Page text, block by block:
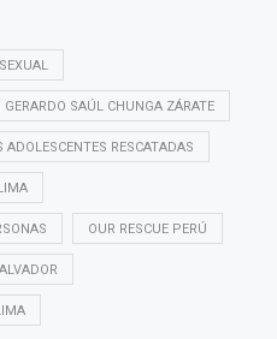
GERARDO SAÚL CHUNGA ZÁRATE
RESCATADAS
OUR RESCUE PERÚ